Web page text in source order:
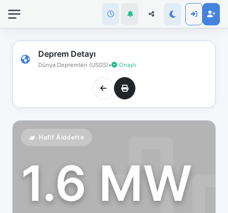
Deprem Detayı
Dünya Depremleri (USGS)• Onaylı
Hafif Åiddette
1.6 MW
bağlantınız
koptu!
Çevrimdışı
moddasınız.